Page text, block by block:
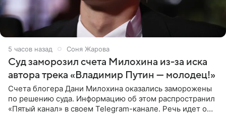
5 часов назад Соня Жарова
Суд заморозил счета Милохина из-за иска
автора трека «Владимир Путин — молодец!»
Счета блогера Дани Милохина оказались заморожены
по решению суда. Информацию об этом распространил
«Пятый канал» в своем Telegram-канале. Речь идет о